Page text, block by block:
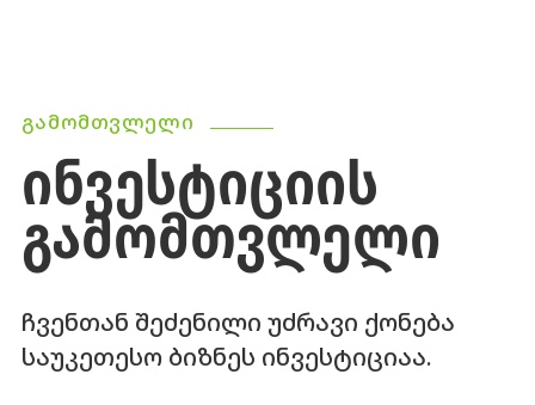
ᲒᲐᲛᲝᲛᲗᲕᲚᲔᲚᲘ
ᲘᲜᲕᲔᲡᲢᲘᲪᲘᲘᲡ
ᲒᲐᲛᲝᲛᲗᲕᲚᲔᲚᲘ
ჩვენთან შეძენილი უძრავი ქონება
საუკეთესო ბიზნეს ინვესტიციაა.